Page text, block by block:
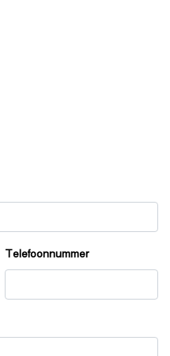
Telefoonnummer